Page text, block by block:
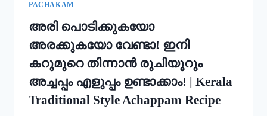
PACHAKAM
അരി പൊടിക്കുകയോ
അരക്കുകയോ വേണ്ടാ! ഇനി
കറുമുറെ തിന്നാൻ രുചിയൂറും
അച്ചപ്പം എളുപ്പം ഉണ്ടാക്കാം! | Kerala
Traditional Style Achappam Recipe